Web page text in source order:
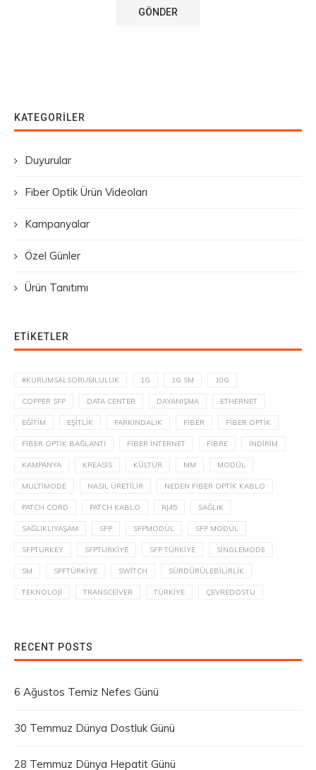
KATEGORILER
Duyurular
Fiber Optik Ürün Videoları
Kampanyalar
Özel Günler
Ürün Tanıtımı
ETIKETLER
#KURUMSALSORUMLULUK 1G 1G SM 10G
COPPER SFP DATA CENTER DAYANIŞMA ETHERNET
EĞITIM EŞITLIK FARKINDALIK FIBER FIBER OPTIK
FIBER OPTIK BAĞLANTI FIBER İNTERNET FIBRE INDIRIM
KAMPANYA KREASIS KÜLTÜR MM MODÜL
MULTIMODE NASIL ÜRETILIR NEDEN FIBER OPTIK KABLO
PATCH CORD PATCH KABLO RJ45 SAĞLIK
SAĞLIKLIYAŞAM SFP SFPMODÜL SFP MODÜL
SFPTURKEY SFPTURKIYE SFP TÜRKIYE SINGLEMODE
SM SPFTÜRKIYE SWITCH SÜRDÜRÜLEBILIRLIK
TEKNOLOJI TRANSCEIVER TÜRKIYE ÇEVREDOSTU
RECENT POSTS
6 Ağustos Temiz Nefes Günü
30 Temmuz Dünya Dostluk Günü
28 Temmuz Dünya Hepatit Günü